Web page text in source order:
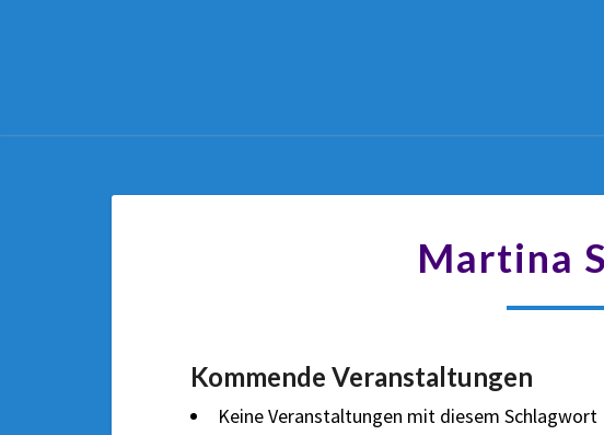
Martina
Kommende Veranstaltungen
Keine Veranstaltungen mit diesem Schlagwort